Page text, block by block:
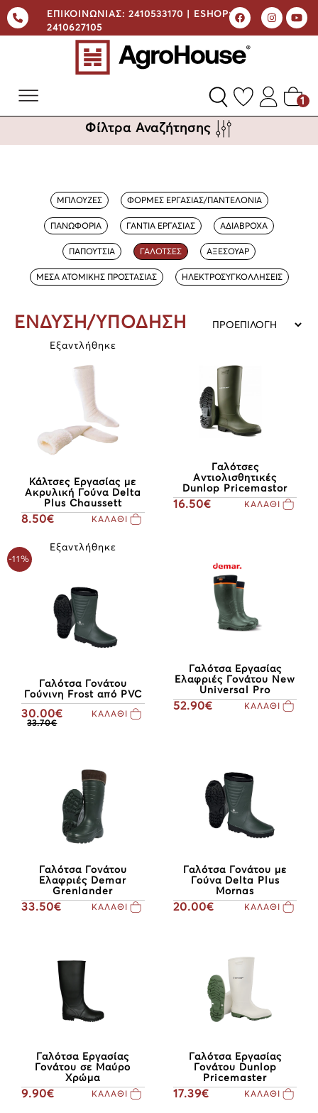
ΕΠΙΚΟΙΝΩΝΙΑΣ: 2410533170 | ESHOP:
2410627105
1
Φίλτρα Αναζήτησης
ΜΠΛΟΥΖΕΣ ΦΟΡΜΕΣ ΕΡΓΑΣΙΑΣ/ΠΑΝΤΕΛΟΝΙΑ
ΠΑΝΩΦΟΡΙΑ ΓΑΝΤΙΑ ΕΡΓΑΣΙΑΣ ΑΔΙΑΒΡΟΧΑ
ΠΑΠΟΥΤΣΙΑ ΓΑΛΟΤΣΕΣ ΑΞΕΣΟΥΑΡ
ΜΕΣΑ ΑΤΟΜΙΚΗΣ ΠΡΟΣΤΑΣΙΑΣ ΗΛΕΚΤΡΟΣΥΓΚΟΛΛΗΣΕΙΣ
ΕΝΔΥΣΗ/ΥΠΟΔΗΣΗ
Εξαντλήθηκε
Κάλτσες Εργασίας με
Ακρυλική Γούνα Delta
Plus Chaussett
8.50€ ΚΑΛΑΘΙ
Γαλότσες
Αντιολισθητικές
Dunlop Pricemastor
16.50€ ΚΑΛΑΘΙ
-11%
Εξαντλήθηκε
Γαλότσα Γονάτου
Γούνινη Frost από PVC
30.00€
33.70€
ΚΑΛΑΘΙ
Γαλότσα Εργασίας
Ελαφριές Γονάτου New
Universal Pro
52.90€ ΚΑΛΑΘΙ
Γαλότσα Γονάτου
Ελαφριές Demar
Grenlander
33.50€ ΚΑΛΑΘΙ
Γαλότσα Γονάτου με
Γούνα Delta Plus
Mornas
20.00€ ΚΑΛΑΘΙ
Γαλότσα Εργασίας
Γονάτου σε Μαύρο
Χρώμα
9.90€ ΚΑΛΑΘΙ
Γαλότσα Εργασίας
Γονάτου Dunlop
Pricemaster
17.39€ ΚΑΛΑΘΙ